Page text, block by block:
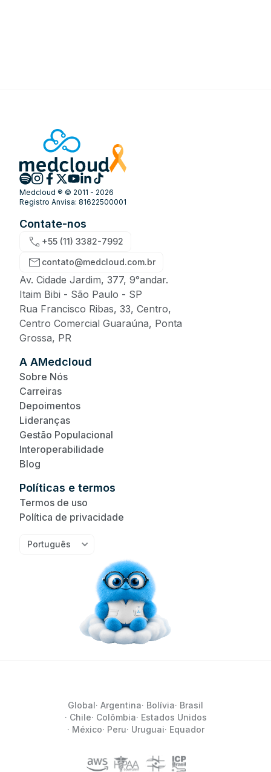
Medcloud ® © 2011 - 2026
Registro Anvisa: 81622500001
Contate-nos
+55 (11) 3382-7992
contato@medcloud.com.br
Av. Cidade Jardim, 377, 9°andar.
Itaim Bibi - São Paulo - SP
Rua Francisco Ribas, 33, Centro,
Centro Comercial Guaraúna, Ponta
Grossa, PR
A AMedcloud
Sobre Nós
Carreiras
Depoimentos
Lideranças
Gestão Populacional
Interoperabilidade
Blog
Políticas e termos
Termos de uso
Política de privacidade
Português
Global· Argentina· Bolívia· Brasil
· Chile· Colômbia· Estados Unidos
· México· Peru· Uruguai· Equador